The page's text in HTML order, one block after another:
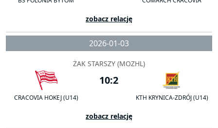
zobacz relację
2026-01-03
ŻAK STARSZY (MOZHL)
CRACOVIA HOKEJ (U14)
10:2
KTH KRYNICA-ZDRÓJ (U14)
zobacz relację